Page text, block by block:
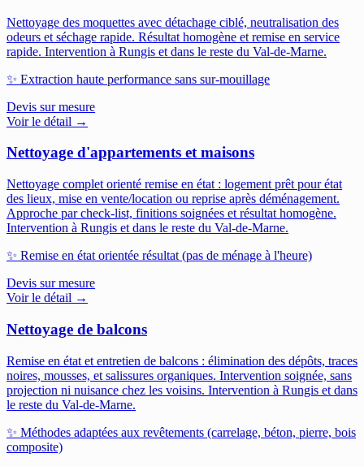
Nettoyage des moquettes avec détachage ciblé, neutralisation des
odeurs et séchage rapide. Résultat homogène et remise en service
rapide. Intervention à Rungis et dans le reste du Val-de-Marne.
✨ Extraction haute performance sans sur-mouillage
Devis sur mesure
Voir le détail →
Nettoyage d'appartements et maisons
Nettoyage complet orienté remise en état : logement prêt pour état
des lieux, mise en vente/location ou reprise après déménagement.
Approche par check-list, finitions soignées et résultat homogène.
Intervention à Rungis et dans le reste du Val-de-Marne.
✨ Remise en état orientée résultat (pas de ménage à l'heure)
Devis sur mesure
Voir le détail →
Nettoyage de balcons
Remise en état et entretien de balcons : élimination des dépôts, traces
noires, mousses, et salissures organiques. Intervention soignée, sans
projection ni nuisance chez les voisins. Intervention à Rungis et dans
le reste du Val-de-Marne.
✨ Méthodes adaptées aux revêtements (carrelage, béton, pierre, bois
composite)